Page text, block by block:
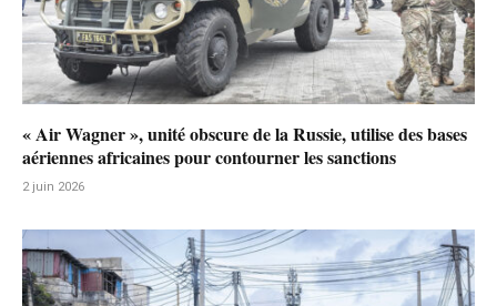
« Air Wagner », unité obscure de la Russie, utilise des bases
aériennes africaines pour contourner les sanctions
2 juin 2026